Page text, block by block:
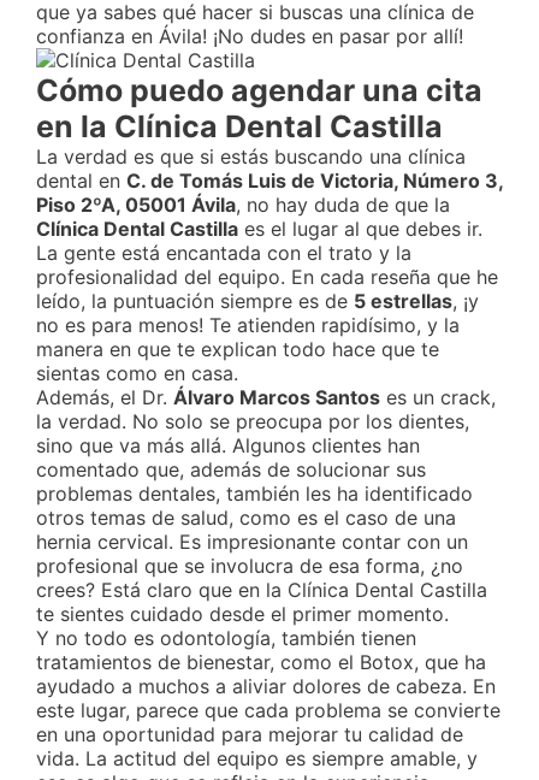
que ya sabes qué hacer si buscas una clínica de
confianza en Ávila! ¡No dudes en pasar por allí!
Cómo puedo agendar una cita
en la Clínica Dental Castilla
La verdad es que si estás buscando una clínica
dental en C. de Tomás Luis de Victoria, Número 3,
Piso 2ºA, 05001 Ávila, no hay duda de que la
Clínica Dental Castilla es el lugar al que debes ir.
La gente está encantada con el trato y la
profesionalidad del equipo. En cada reseña que he
leído, la puntuación siempre es de 5 estrellas, ¡y
no es para menos! Te atienden rapidísimo, y la
manera en que te explican todo hace que te
sientas como en casa.
Además, el Dr. Álvaro Marcos Santos es un crack,
la verdad. No solo se preocupa por los dientes,
sino que va más allá. Algunos clientes han
comentado que, además de solucionar sus
problemas dentales, también les ha identificado
otros temas de salud, como es el caso de una
hernia cervical. Es impresionante contar con un
profesional que se involucra de esa forma, ¿no
crees? Está claro que en la Clínica Dental Castilla
te sientes cuidado desde el primer momento.
Y no todo es odontología, también tienen
tratamientos de bienestar, como el Botox, que ha
ayudado a muchos a aliviar dolores de cabeza. En
este lugar, parece que cada problema se convierte
en una oportunidad para mejorar tu calidad de
vida. La actitud del equipo es siempre amable, y